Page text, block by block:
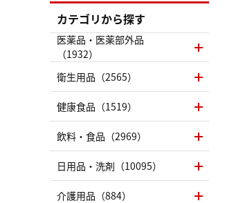
カテゴリから探す
医薬品・医薬部外品
（1932）
衛生用品（2565）
健康食品（1519）
飲料・食品（2969）
日用品・洗剤（10095）
介護用品（884）